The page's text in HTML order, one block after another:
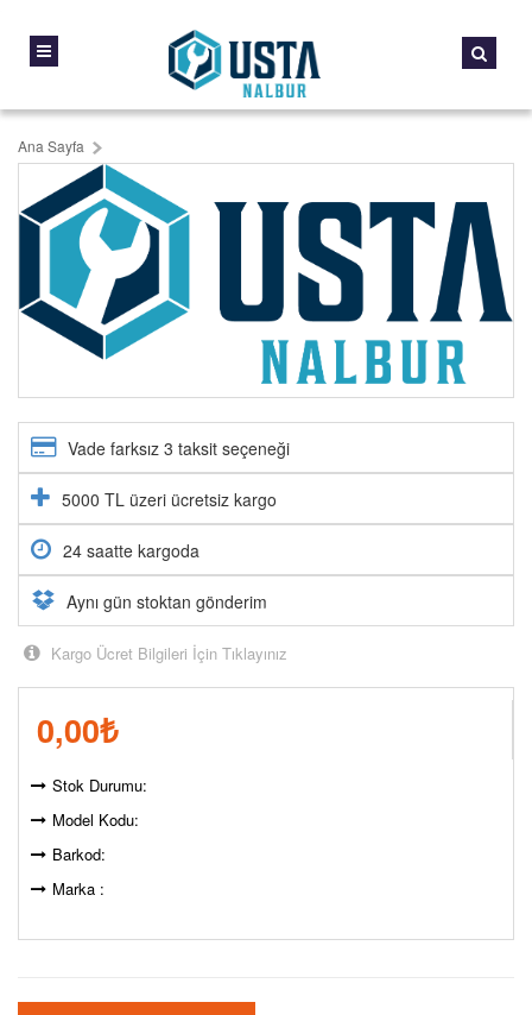
Ana Sayfa
Vade farksız 3 taksit seçeneği
5000 TL üzeri ücretsiz kargo
24 saatte kargoda
Aynı gün stoktan gönderim
Kargo Ücret Bilgileri İçin Tıklayınız
0,00₺
Stok Durumu:
Model Kodu:
Barkod:
Marka :